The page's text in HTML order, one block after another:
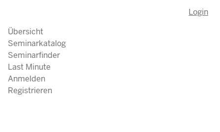
Login
Übersicht
Seminarkatalog
Seminarfinder
Last Minute
Anmelden
Registrieren